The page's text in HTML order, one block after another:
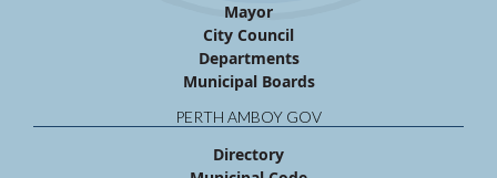
Mayor
City Council
Departments
Municipal Boards
PERTH AMBOY GOV
Directory